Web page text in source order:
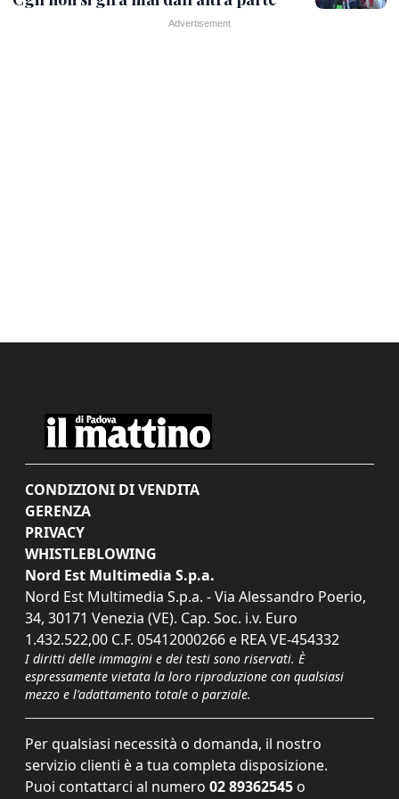
CONDIZIONI DI VENDITA
GERENZA
PRIVACY
WHISTLEBLOWING
Nord Est Multimedia S.p.a.
Nord Est Multimedia S.p.a. - Via Alessandro Poerio,
34, 30171 Venezia (VE). Cap. Soc. i.v. Euro
1.432.522,00 C.F. 05412000266 e REA VE-454332
I diritti delle immagini e dei testi sono riservati. È
espressamente vietata la loro riproduzione con qualsiasi
mezzo e l'adattamento totale o parziale.
Per qualsiasi necessità o domanda, il nostro
servizio clienti è a tua completa disposizione.
Puoi contattarci al numero 02 89362545 o